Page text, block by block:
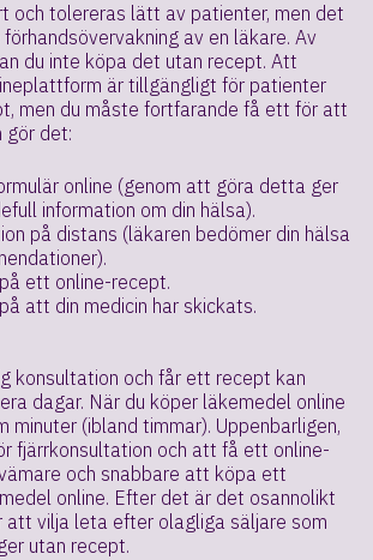
och tolereras lätt av patienter, men det
av en läkare. Av
du inte köpa det utan recept. Att
är tillgängligt för patienter
men du måste fortfarande få ett för att
gör det:
online (genom att göra detta ger
information om din hälsa).
på distans (läkaren bedömer din hälsa
ett online-recept.
att din medicin har skickats.
konsultation och får ett recept kan
dagar. När du köper läkemedel online
minuter (ibland timmar). Uppenbarligen,
fjärrkonsultation och att få ett online-
och snabbare att köpa ett
online. Efter det är det osannolikt
att vilja leta efter olagliga säljare som
utan recept.